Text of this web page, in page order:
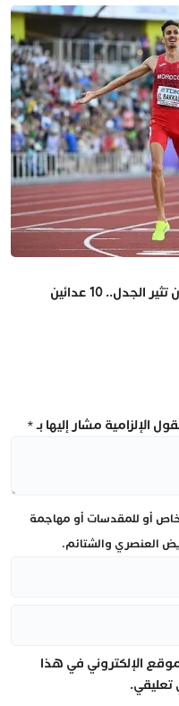
بعثة المغرب لألعاب القوى في أوريغون تثير الجدل.. 10 عدائين
الإلزامية مشار إليها بـ*
أو للمقدسات أو مهاجمة
العنصري والشتائم.
الإلكتروني في هذا
تعليقي.